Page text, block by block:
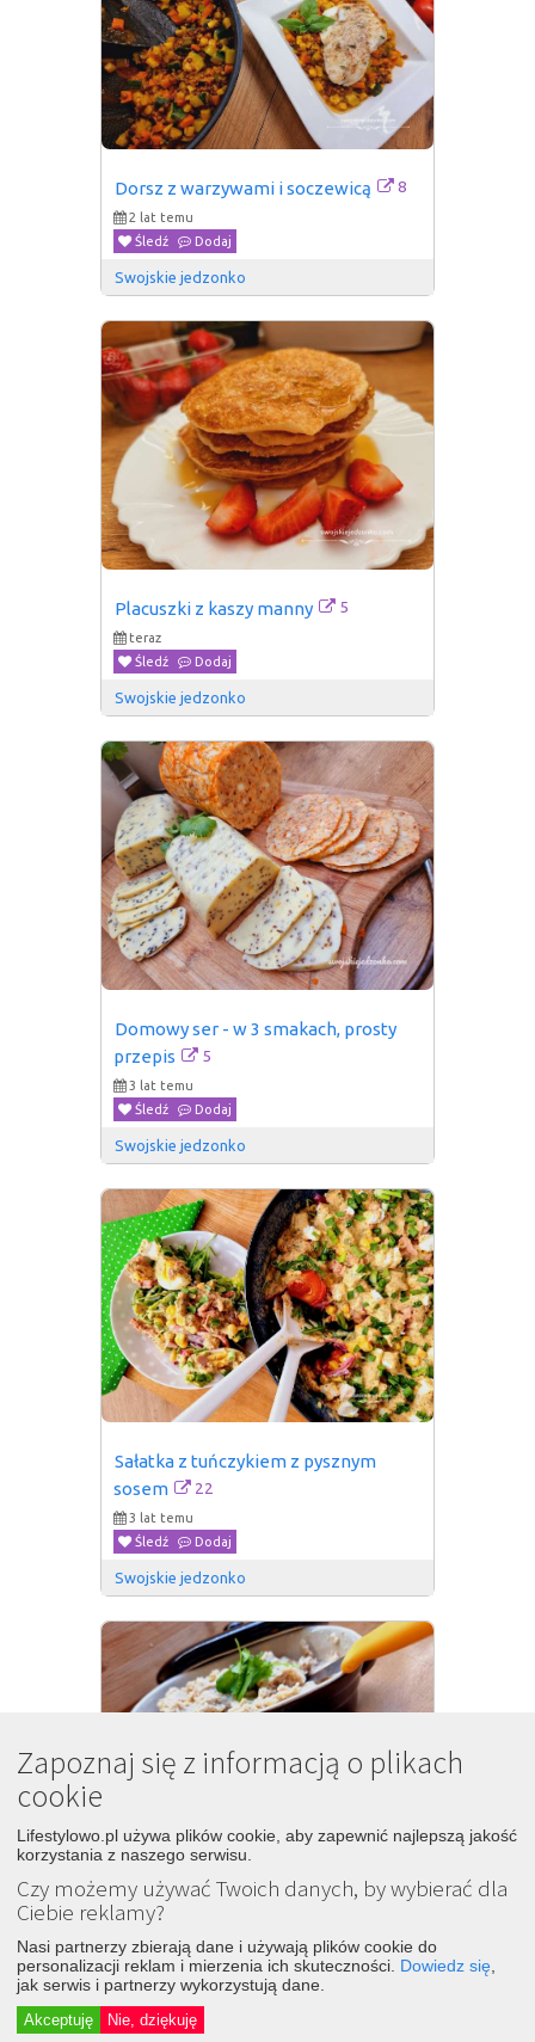
Dorsz z warzywami i soczewicą 8
2 lat temu
Śledź
Dodaj
Swojskie jedzonko
Placuszki z kaszy manny 5
teraz
Śledź
Dodaj
Swojskie jedzonko
Domowy ser - w 3 smakach, prosty
przepis
5
3 lat temu
Śledź
Dodaj
Swojskie jedzonko
Sałatka z tuńczykiem z pysznym
sosem
22
3 lat temu
Śledź
Dodaj
Swojskie jedzonko
Smalec z fasoli, szybki przepis na
kanapki
85
3 lat temu
Śledź
Dodaj
Zapoznaj się z informacją o plikach
cookie
Lifestylowo.pl używa plików cookie, aby zapewnić najlepszą jakość
korzystania z naszego serwisu.
Czy możemy używać Twoich danych, by wybierać dla
Ciebie reklamy?
Nasi partnerzy zbierają dane i używają plików cookie do
personalizacji reklam i mierzenia ich skuteczności. Dowiedz się
jak serwis i partnerzy wykorzystują dane.
Akceptuję Nie, dziękuję